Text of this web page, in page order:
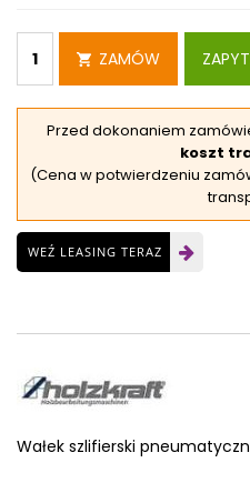
ZAMÓW
Przed dokonaniem
koszt
(Cena w potwierdzeniu
WEŹ LEASING TERAZ
Wałek szlifierski